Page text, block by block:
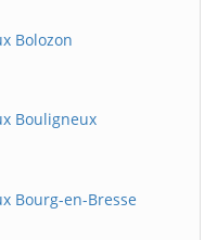
Bolozon
Bouligneux
Bourg-en-Bresse